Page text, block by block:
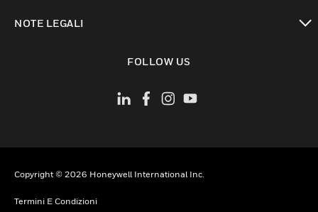
NOTE LEGALI
FOLLOW US
Copyright © 2026 Honeywell International Inc.
Termini E Condizioni